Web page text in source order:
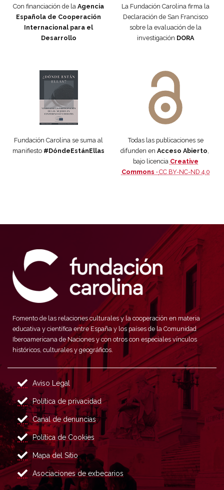
Con financiación de la Agencia
Española de Cooperación
Internacional para el
Desarrollo
La Fundación Carolina firma la
Declaración de San Francisco
sobre la evaluación de la
investigación DORA
Fundación Carolina se suma al
manifiesto #DóndeEstánEllas
Todas las publicaciones se
difunden en Acceso Abierto,
bajo licencia Creative
Commons · CC BY-NC-ND 4.0
Fomento de las relaciones culturales y la cooperación en materia
educativa y científica entre España y los países de la Comunidad
Iberoamericana de Naciones y con otros con especiales vínculos
históricos, culturales y geográficos.
Aviso Legal
Política de privacidad
Canal de denuncias
Política de Cookies
Mapa del Sitio
Asociaciones de exbecarios